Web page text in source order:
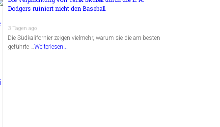
Dodgers ruiniert nicht den Baseball
3 Tagen ago
Die Südkalifornier zeigen vielmehr, warum sie die am besten
geführte …Weiterlesen...